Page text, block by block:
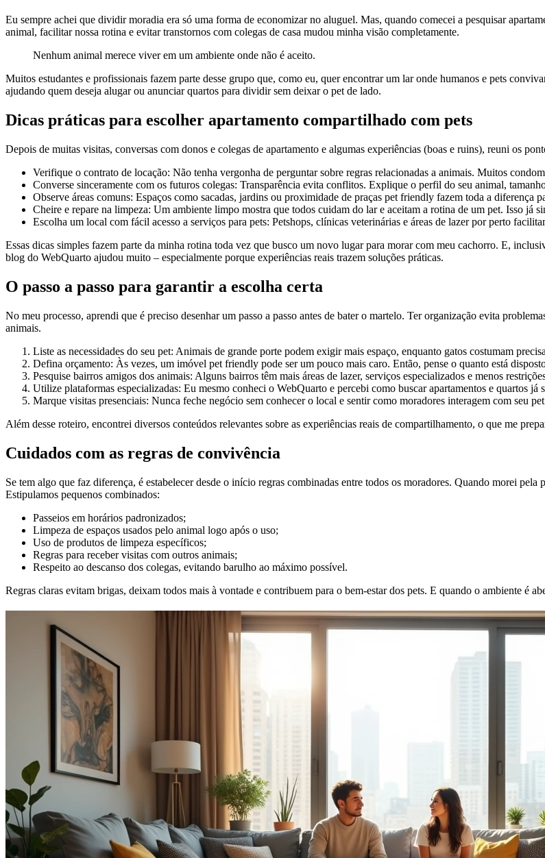
Eu sempre achei que dividir moradia era só uma forma de economizar no aluguel. Mas, quando comecei a pesquisar
animal, facilitar nossa rotina e evitar transtornos com colegas de casa mudou minha visão completamente.
Nenhum animal merece viver em um ambiente onde não é aceito.
Muitos estudantes e profissionais fazem parte desse grupo que, como eu, quer encontrar um lar onde humanos e pets
ajudando quem deseja alugar ou anunciar quartos para dividir sem deixar o pet de lado.
Dicas práticas para escolher apartamento compartilhado com pets
Depois de muitas visitas, conversas com donos e colegas de apartamento e algumas experiências (boas e ruins), reuni os
Verifique o contrato de locação: Não tenha vergonha de perguntar sobre regras relacionadas a animais. Muitos
Converse sinceramente com os futuros colegas: Transparência evita conflitos. Explique o perfil do seu animal,
Observe áreas comuns: Espaços como sacadas, jardins ou proximidade de praças pet friendly fazem toda a diferença
Cheire e repare na limpeza: Um ambiente limpo mostra que todos cuidam do lar e aceitam a rotina de um pet. Isso já
Escolha um local com fácil acesso a serviços para pets: Petshops, clínicas veterinárias e áreas de lazer por perto
Essas dicas simples fazem parte da minha rotina toda vez que busco um novo lugar para morar com meu cachorro. E,
blog do WebQuarto ajudou muito – especialmente porque experiências reais trazem soluções práticas.
O passo a passo para garantir a escolha certa
No meu processo, aprendi que é preciso desenhar um passo a passo antes de bater o martelo. Ter organização evita
animais.
Liste as necessidades do seu pet: Animais de grande porte podem exigir mais espaço, enquanto gatos costumam
Defina orçamento: Às vezes, um imóvel pet friendly pode ser um pouco mais caro. Então, pense o quanto está
Pesquise bairros amigos dos animais: Alguns bairros têm mais áreas de lazer, serviços especializados e menos
Utilize plataformas especializadas: Eu mesmo conheci o WebQuarto e percebi como buscar apartamentos e quartos
Marque visitas presenciais: Nunca feche negócio sem conhecer o local e sentir como moradores interagem com seu
Além desse roteiro, encontrei diversos conteúdos relevantes sobre as experiências reais de compartilhamento, o que me
Cuidados com as regras de convivência
Se tem algo que faz diferença, é estabelecer desde o início regras combinadas entre todos os moradores. Quando morei
Estipulamos pequenos combinados:
Passeios em horários padronizados;
Limpeza de espaços usados pelo animal logo após o uso;
Uso de produtos de limpeza específicos;
Regras para receber visitas com outros animais;
Respeito ao descanso dos colegas, evitando barulho ao máximo possível.
Regras claras evitam brigas, deixam todos mais à vontade e contribuem para o bem-estar dos pets. E quando o ambiente é